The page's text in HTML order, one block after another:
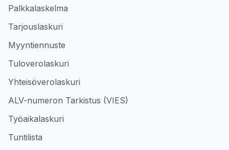
Palkkalaskelma
Tarjouslaskuri
Myyntiennuste
Tuloverolaskuri
Yhteisöverolaskuri
ALV-numeron Tarkistus (VIES)
Työaikalaskuri
Tuntilista